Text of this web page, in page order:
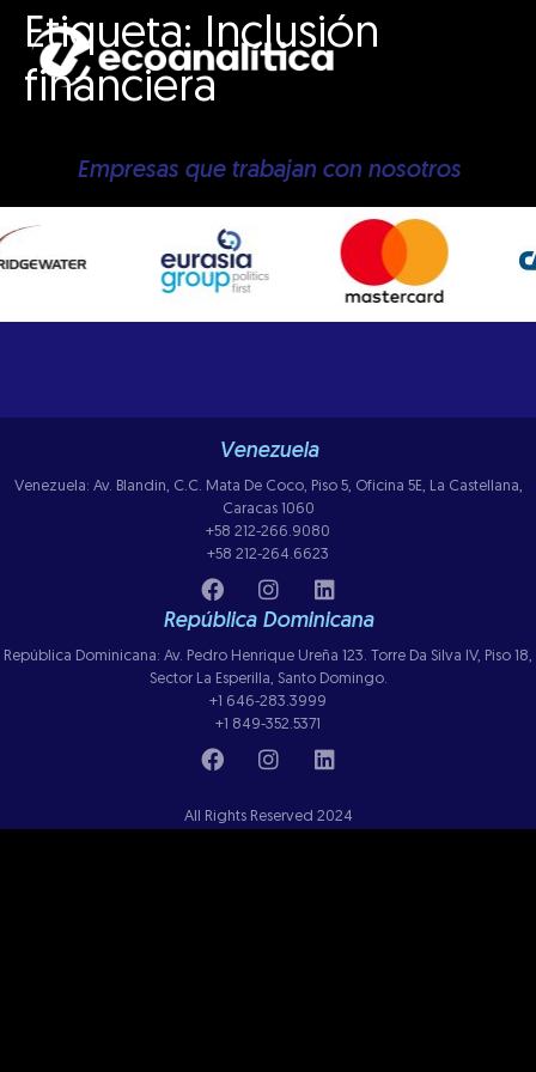
Etiqueta: Inclusión
financiera
Empresas que trabajan con nosotros
Venezuela
Venezuela: Av. Blandin, C.C. Mata De Coco, Piso 5, Oficina 5E, La Castellana,
Caracas 1060
+58 212-266.9080
+58 212-264.6623
República Dominicana
República Dominicana: Av. Pedro Henrique Ureña 123. Torre Da Silva IV, Piso 18,
Sector La Esperilla, Santo Domingo.
+1 646-283.3999
+1 849-352.5371
All Rights Reserved 2024